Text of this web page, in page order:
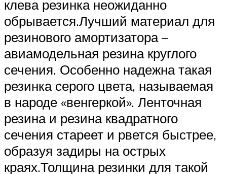
клева резинка неожиданно
обрывается.Лучший материал для
резинового амортизатора –
авиамодельная резина круглого
сечения. Особенно надежна такая
резинка серого цвета, называемая
в народе «венгеркой». Ленточная
резина и резина квадратного
сечения стареет и рвется быстрее,
образуя задиры на острых
краях.Толщина резинки для такой